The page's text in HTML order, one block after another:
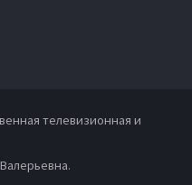
телевизионная и